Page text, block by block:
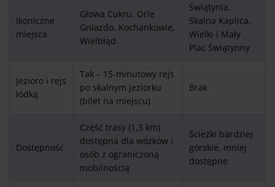
Ikoniczne
miejsca
Głowa Cukru, Orle
Gniazdo, Kochankowie,
Wielbłąd
Świątynia,
Skalna Kaplica,
Wielki i Mały
Plac Świątynny
Jezioro i rejs
łódką
Tak – 15-minutowy rejs
po skalnym jeziorku
(bilet na miejscu)
Brak
Dostępność
Część trasy (1,3 km)
dostępna dla wózków i
osób z ograniczoną
mobilnością
Ścieżki bardziej
górskie, mniej
dostępne